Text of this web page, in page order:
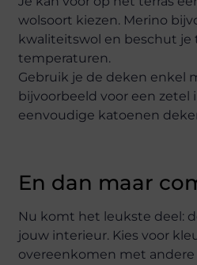
wolsoort kiezen. Merino
kwaliteitswol en beschut je
temperaturen.
Gebruik je de deken enkel
bijvoorbeeld voor een zetel
eenvoudige katoenen
En dan maar
Nu komt het leukste deel:
jouw interieur. Kies voor
overeenkomen met